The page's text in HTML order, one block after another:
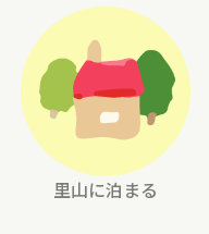
里山に泊まる